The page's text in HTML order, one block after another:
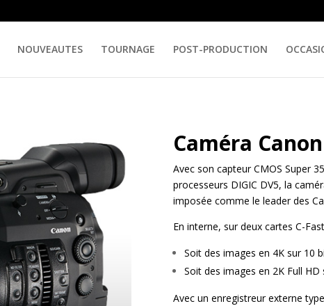
NOUVEAUTES TOURNAGE POST-PRODUCTION
Caméra
Avec son capteur CMOS Super
processeurs DIGIC DV5, la
imposée comme le leader des
En interne, sur deux cartes C-
Soit des images en 4K sur 10
Soit des images en 2K Full HD
Avec un enregistreur externe